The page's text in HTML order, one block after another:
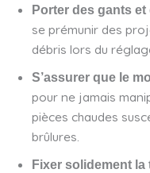
Porter des gants
se prémunir des
débris lors du
S’assurer que le
pour ne jamais
pièces chaudes
brûlures.
Fixer solidement